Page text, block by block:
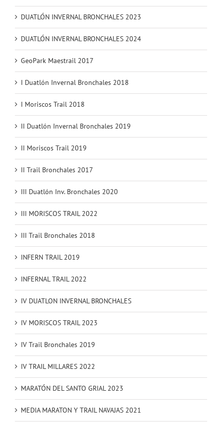
DUATLÓN INVERNAL BRONCHALES 2023
DUATLÓN INVERNAL BRONCHALES 2024
GeoPark Maestrail 2017
I Duatlón Invernal Bronchales 2018
I Moriscos Trail 2018
II Duatlón Invernal Bronchales 2019
II Moriscos Trail 2019
II Trail Bronchales 2017
III Duatlón Inv. Bronchales 2020
III MORISCOS TRAIL 2022
III Trail Bronchales 2018
INFERN TRAIL 2019
INFERNAL TRAIL 2022
IV DUATLON INVERNAL BRONCHALES
IV MORISCOS TRAIL 2023
IV Trail Bronchales 2019
IV TRAIL MILLARES 2022
MARATÓN DEL SANTO GRIAL 2023
MEDIA MARATON Y TRAIL NAVAJAS 2021